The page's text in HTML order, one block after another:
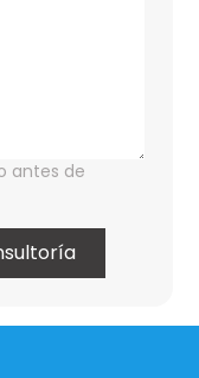
antes de